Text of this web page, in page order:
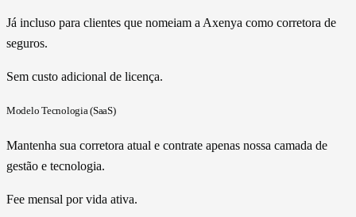
Já incluso para clientes que nomeiam a Axenya como corretora de
seguros.
Sem custo adicional de licença.
Modelo Tecnologia (SaaS)
Mantenha sua corretora atual e contrate apenas nossa camada de
gestão e tecnologia.
Fee mensal por vida ativa.